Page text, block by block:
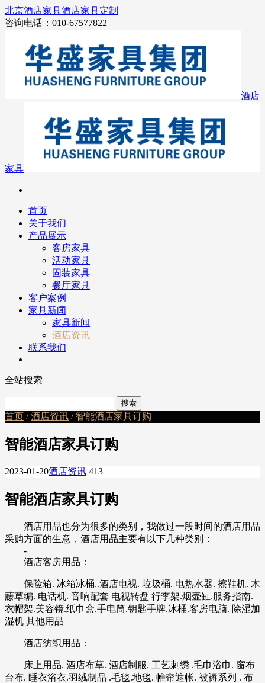
北京酒店家具酒店家具定制
咨询电话：010-67577822
酒店
家具
首页
关于我们
产品展示
客房家具
活动家具
固装家具
餐厅家具
客户案例
家具新闻
家具新闻
酒店资讯
联系我们
全站搜索
首页 /酒店资讯 / 智能酒店家具订购
智能酒店家具订购
2023-01-20酒店资讯 413
智能酒店家具订购
酒店用品也分为很多的类别，我做过一段时间的酒店用品
采购方面的生意，酒店用品主要有以下几种类别：
-
酒店客房用品：
保险箱. 冰箱冰桶..酒店电视. 垃圾桶. 电热水器. 擦鞋机. 木
藤草编. 电话机. 音响配套 电视转盘 行李架.烟壶缸.服务指南.
衣帽架.美容镜.纸巾盒.手电筒.钥匙手牌.冰桶.客房电脑. 除湿加
湿机 其他用品
酒店纺织用品：
床上用品. 酒店布草. 酒店制服. 工艺刺绣|.毛巾浴巾. 窗布
台布. 睡衣浴衣.羽绒制品 .毛毯.地毯. 帷帘遮帐. 被褥系列 . 布